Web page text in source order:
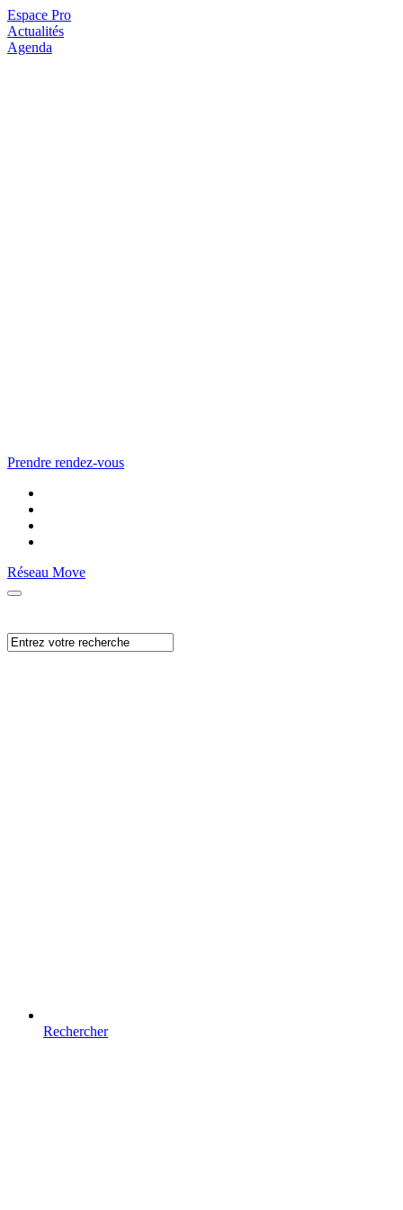
Espace Pro
Actualités
Agenda
Prendre rendez-vous
Réseau Move
Rechercher